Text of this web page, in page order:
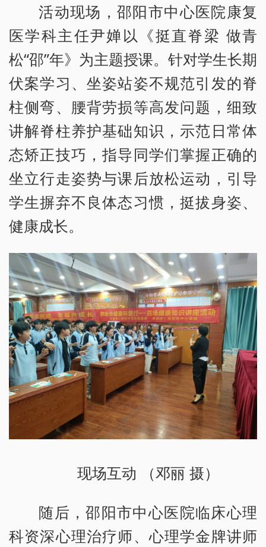
活动现场，邵阳市中心医院康复
医学科主任尹婵以《挺直脊梁 做青
松“邵”年》为主题授课。针对学生长期
伏案学习、坐姿站姿不规范引发的脊
柱侧弯、腰背劳损等高发问题，细致
讲解脊柱养护基础知识，示范日常体
态矫正技巧，指导同学们掌握正确的
坐立行走姿势与课后放松运动，引导
学生摒弃不良体态习惯，挺拔身姿、
健康成长。
现场互动 （邓丽 摄）
随后，邵阳市中心医院临床心理
科资深心理治疗师、心理学金牌讲师